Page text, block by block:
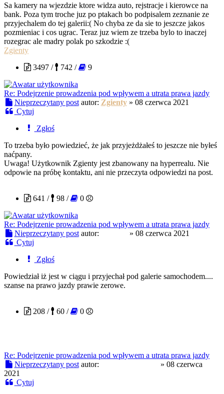
Sa kamery na wjezdzie ktore widza auto, rejstracje i kierowce na
bank. Poza tym troche juz po ptakach bo podpisalem zeznanie ze
przyjechalem do tej galerii:( No chyba ze da sie to jeszcze jakos
pozmieniac i cos ugrac. Teraz juz wiem ze trzeba bylo to inaczej
rozegrac ale madry polak po szkodzie :(
Zgienty
3497 /
742 / 9
Re: Podejrzenie prowadzenia pod wpływem a utrata prawa jazdy
Nieprzeczytany post autor: Zgienty» 08 czerwca 2021
Cytuj
Zgłoś
To trzeba było powiedzieć, że jak przyjeżdżałeś to jeszcze nie byłeś
naćpany.
Uwaga! Użytkownik Zgienty jest zbanowany na hyperrealu. Nie
odpowie na próbę kontaktu, ani nie przeczyta odpowiedzi na post.
641 /
98 / 0
Re: Podejrzenie prowadzenia pod wpływem a utrata prawa jazdy
Nieprzeczytany post autor: » 08 czerwca 2021
Cytuj
Zgłoś
Powiedział iż jest w ciągu i przyjechał pod galerie samochodem....
szanse na prawo jazdy prawie zerowe.
208 /
60 / 0
Re: Podejrzenie prowadzenia pod wpływem a utrata prawa jazdy
Nieprzeczytany post autor: » 08 czerwca
2021
Cytuj